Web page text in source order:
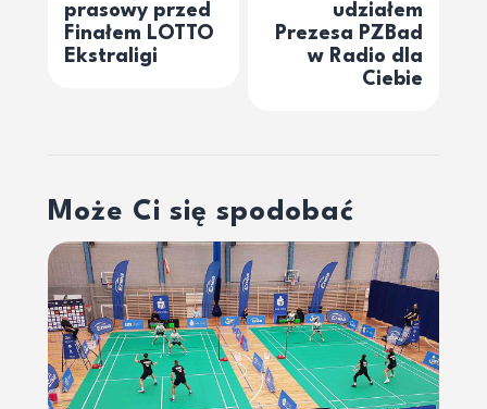
prasowy przed
Finałem LOTTO
Ekstraligi
udziałem
Prezesa PZBad
w Radio dla
Ciebie
Może Ci się spodobać